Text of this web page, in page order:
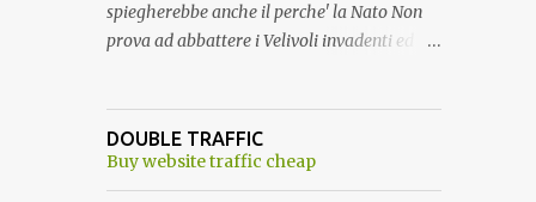
spiegherebbe anche il perche' la Nato Non
prova ad abbattere i Velivoli invadenti ed
alcuna notizia di un'invasione dello spazio
aereo NATO da parte di un robot chiamato
DOUBLE TRAFFIC
Buy website traffic cheap